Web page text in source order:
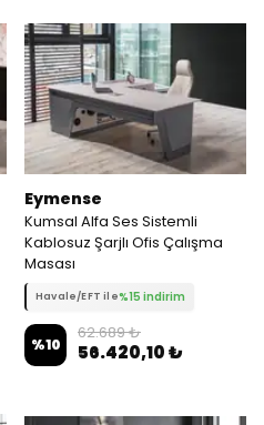
Eymense
Kumsal Alfa Ses Sistemli
Kablosuz Şarjlı Ofis Çalışma
Masası
Havale/EFT ile%15 indirim
%10
62.689 ₺
56.420,10 ₺